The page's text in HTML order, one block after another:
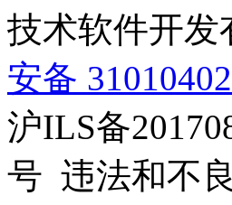
技术软件开发
安备
沪ILS备
号 违法和不